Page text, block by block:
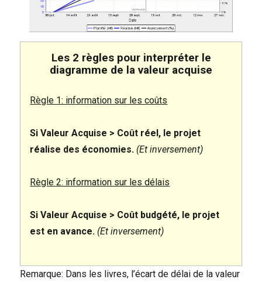
Les 2 règles pour interpréter le
diagramme de la valeur acquise
Règle 1: information sur les coûts
Si Valeur Acquise > Coût réel, le projet
réalise des économies. (Et inversement)
Règle 2: information sur les délais
Si Valeur Acquise > Coût budgété, le projet
est en avance. (Et inversement)
Remarque: Dans les livres, l’écart de délai de la valeur